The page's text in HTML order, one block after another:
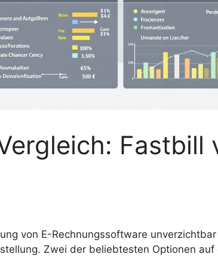
Fastbill
von E-Rechnungssoftware
Zwei der beliebtesten Optionen auf